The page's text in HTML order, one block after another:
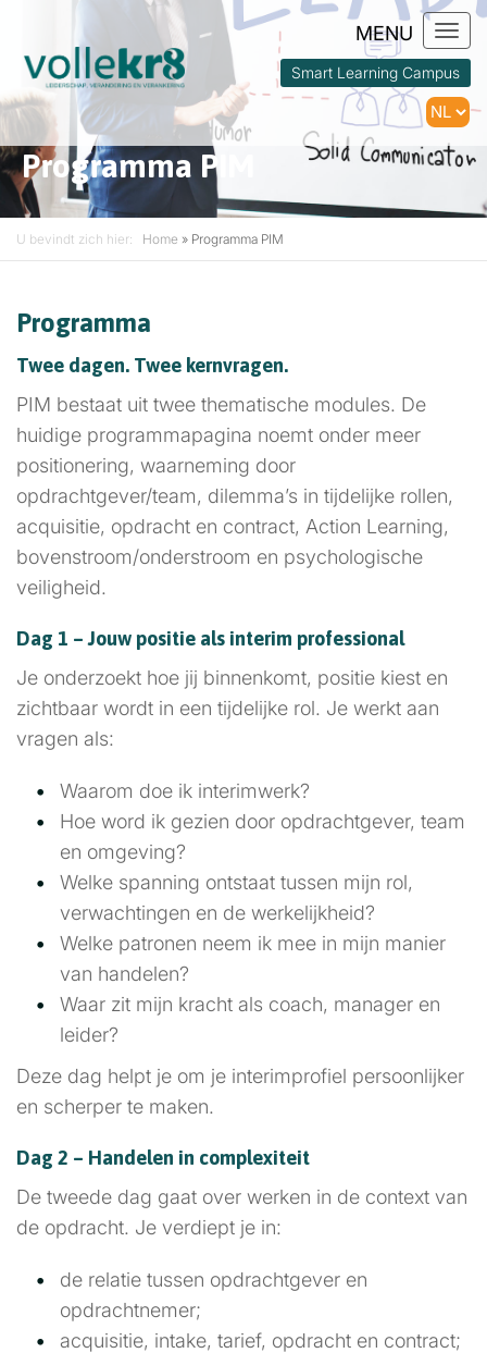
Smart Learning Campus
Programma PIM
U bevindt zich hier: Home » Programma PIM
Programma
Twee dagen. Twee kernvragen.
PIM bestaat uit twee thematische modules. De
huidige programmapagina noemt onder meer
positionering, waarneming door
opdrachtgever/team, dilemma’s in tijdelijke rollen,
acquisitie, opdracht en contract, Action Learning,
bovenstroom/onderstroom en psychologische
veiligheid.
Dag 1 – Jouw positie als interim professional
Je onderzoekt hoe jij binnenkomt, positie kiest en
zichtbaar wordt in een tijdelijke rol. Je werkt aan
vragen als:
Waarom doe ik interimwerk?
Hoe word ik gezien door opdrachtgever, team
en omgeving?
Welke spanning ontstaat tussen mijn rol,
verwachtingen en de werkelijkheid?
Welke patronen neem ik mee in mijn manier
van handelen?
Waar zit mijn kracht als coach, manager en
leider?
Deze dag helpt je om je interimprofiel persoonlijker
en scherper te maken.
Dag 2 – Handelen in complexiteit
De tweede dag gaat over werken in de context van
de opdracht. Je verdiept je in:
de relatie tussen opdrachtgever en
opdrachtnemer;
acquisitie, intake, tarief, opdracht en contract;